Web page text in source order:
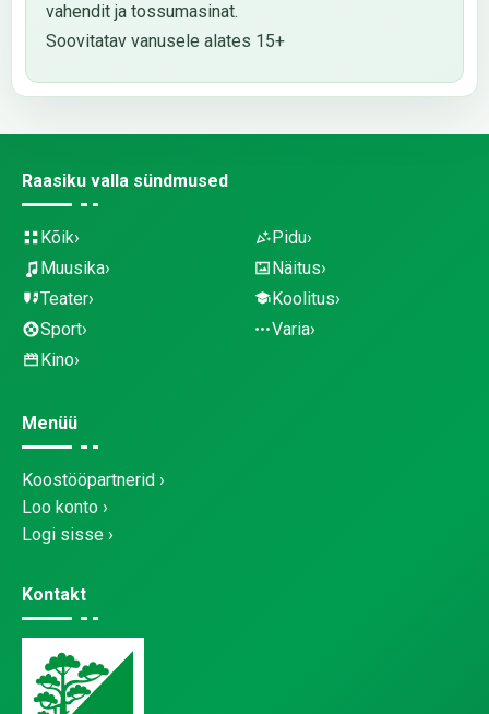
vahendit ja tossumasinat.
Soovitatav vanusele alates 15+
Raasiku valla sündmused
Kõik
Muusika
Teater
Sport
Kino
Pidu
Näitus
Koolitus
Varia
Menüü
Koostööpartnerid
Loo konto
Logi sisse
Kontakt